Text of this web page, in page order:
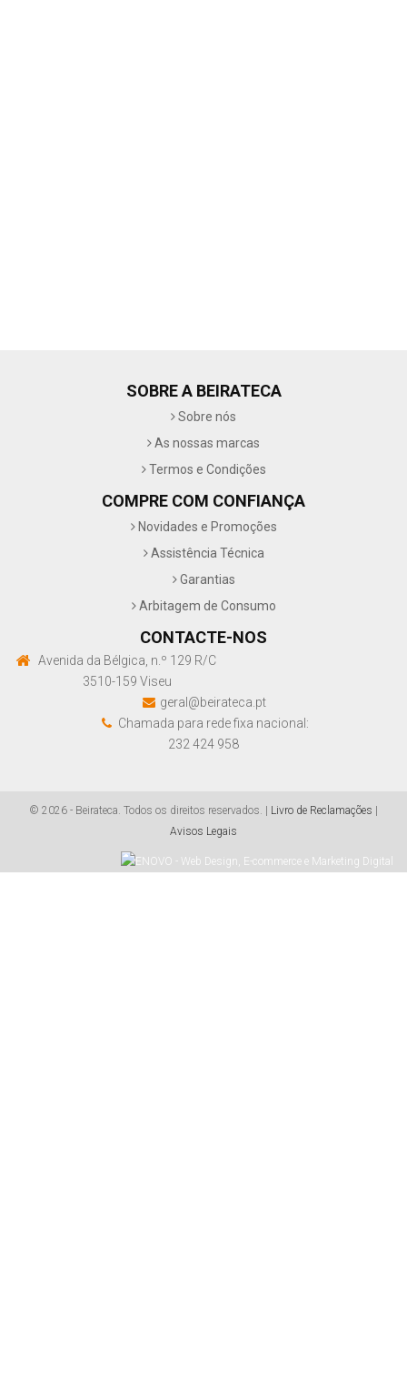
SOBRE A BEIRATECA
Sobre nós
As nossas marcas
Termos e Condições
COMPRE COM CONFIANÇA
Novidades e Promoções
Assistência Técnica
Garantias
Arbitagem de Consumo
CONTACTE-NOS
Avenida da Bélgica, n.º 129 R/C
3510-159 Viseu
geral@beirateca.pt
Chamada para rede fixa nacional:
232 424 958
© 2026 - Beirateca. Todos os direitos reservados. | Livro de Reclamações
Avisos Legais